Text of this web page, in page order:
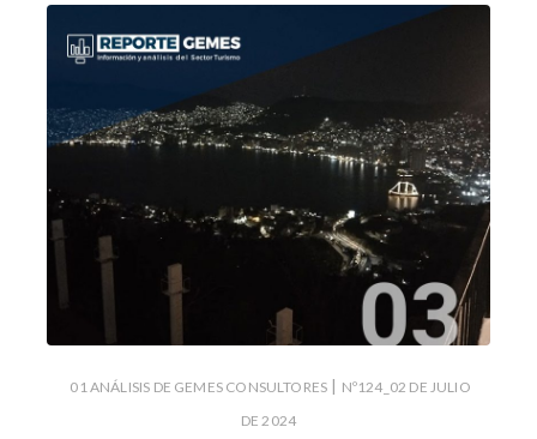
01 ANÁLISIS DE GEMES CONSULTORES | Nº124_02 DE JULIO
DE 2024